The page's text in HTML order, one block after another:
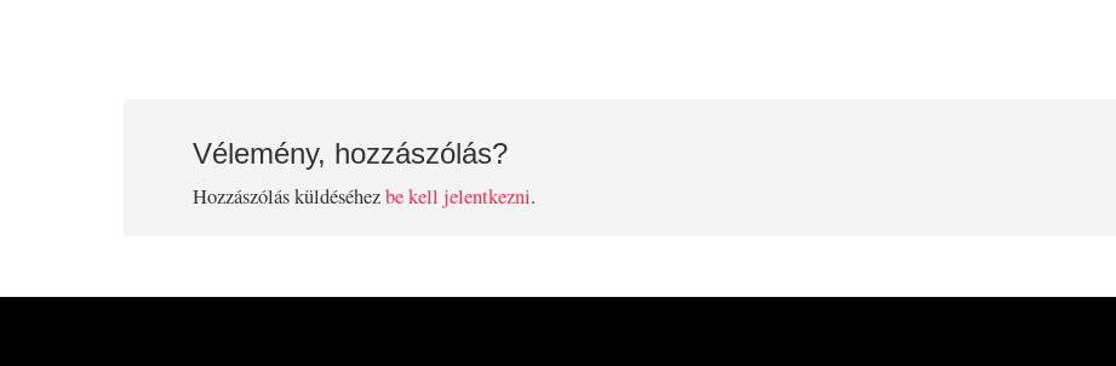
Vélemény, hozzászólás?
Hozzászólás küldéséhezbe kell jelentkezni.